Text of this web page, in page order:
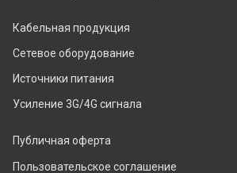
Кабельная продукция
Сетевое оборудование
Источники питания
Усиление 3G/4G сигнала
Публичная оферта
Пользовательское соглашение